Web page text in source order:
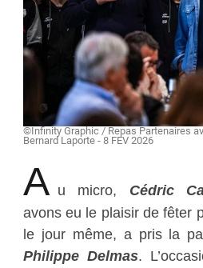
©Infinity Graphic / Repas Partenaires
Bernard Laporte - 8 FEV 2026
A u micro, Cédric
avons eu le plaisir de fêter
le jour même, a pris la
Philippe Delmas.